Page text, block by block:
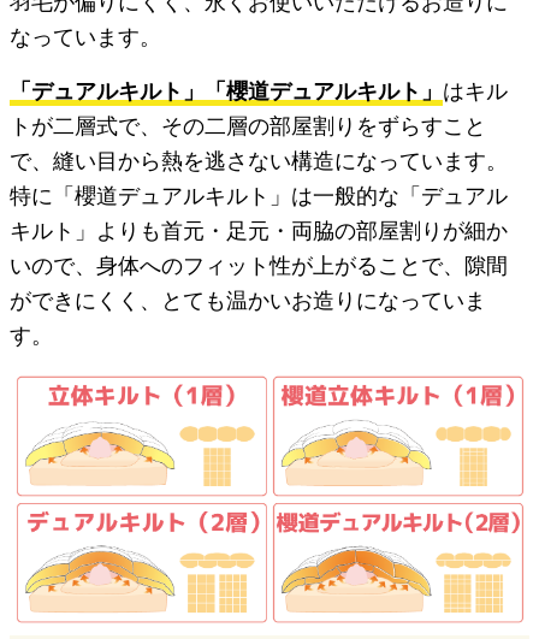
なっています。
「デュアルキルト」「櫻道デュアルキルト」 はキル
トが二層式で、その二層の部屋割りをずらすこと
で、縫い目から熱を逃さない構造になっています。
特に「櫻道デュアルキルト」は一般的な「デュアル
キルト」よりも首元・足元・両脇の部屋割りが細か
いので、身体へのフィット性が上がることで、隙間
ができにくく、とても温かいお造りになっていま
す。